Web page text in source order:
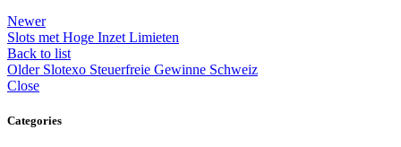
Newer
Slots met Hoge Inzet Limieten
Back to list
Older Slotexo Steuerfreie Gewinne Schweiz
Close
Categories